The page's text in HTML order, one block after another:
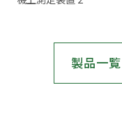
切削できる最大径
製品一